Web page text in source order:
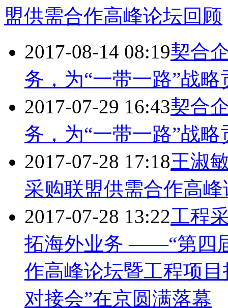
盟供需合作高峰论坛回顾
2017-08-14 08:19契合
务，为“一带一路”战略
2017-07-29 16:43契合
务，为“一带一路”战略
2017-07-28 17:18王淑
采购联盟供需合作高
2017-07-28 13:22工程
拓海外业务 ——“第四
作高峰论坛暨工程项
对接会”在京圆满落幕